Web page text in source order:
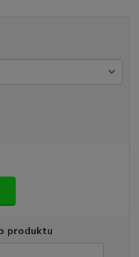
produktu